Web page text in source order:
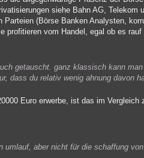
siehe Bahn AG, Telekom
Parteien (Börse Banken Analysten,
profitieren vom Handel, egal ob es rauf
getauscht. ganz klassisch kann
dass du relativ wenig ahnung davon
Euro erwerbe, ist das im
umlauf, aber nicht für die schaffung